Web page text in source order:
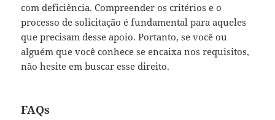
com deficiência. Compreender os critérios e o
processo de solicitação é fundamental para aqueles
que precisam desse apoio. Portanto, se você ou
alguém que você conhece se encaixa nos requisitos,
não hesite em buscar esse direito.
FAQs